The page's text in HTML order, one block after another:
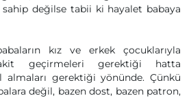
değilse tabii ki hayalet babaya
kız ve erkek çocuklarıyla
geçirmeleri gerektiği hatta
almaları gerektiği yönünde. Çünkü
değil, bazen dost, bazen patron,